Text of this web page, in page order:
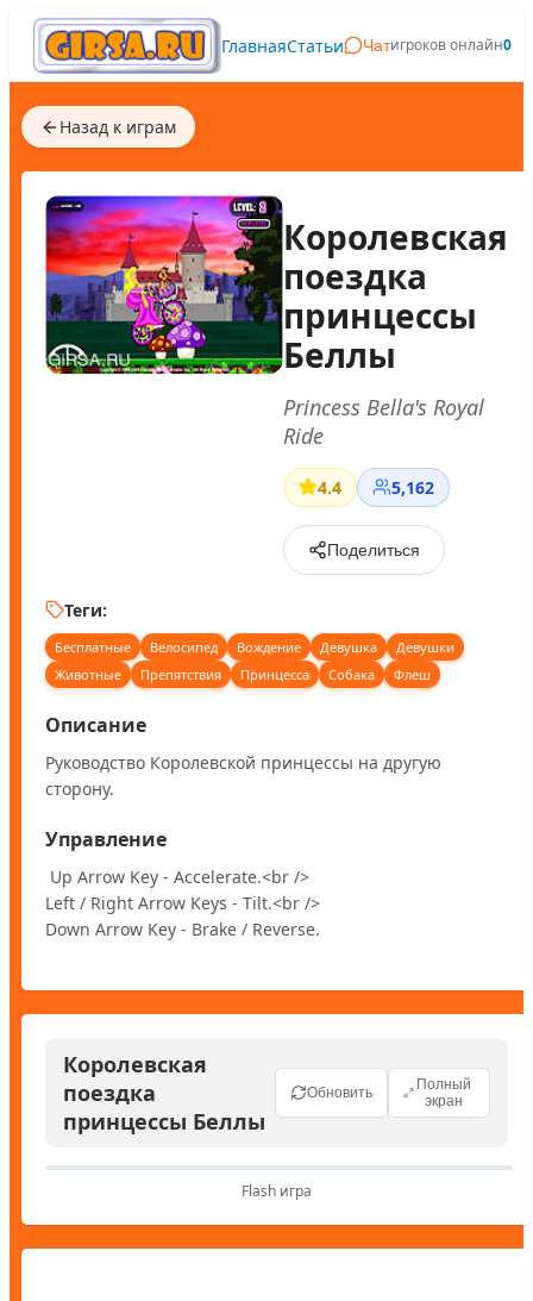
ГлавнаяСтатьи Чатигроков онлайн0
Назад к играм
Королевская
поездка
принцессы
Беллы
Princess Bella's Royal
Ride
4.4 5,162
Поделиться
Теги:
Бесплатные Велосипед Вождение Девушка
Девушки
Животные
Препятствия Принцесса Собака Флеш
Описание
Руководство Королевской принцессы на другую
сторону.
Управление
Left / Right Arrow Keys - Tilt.<br />
Down Arrow Key - Brake / Reverse.
Королевская
поездка
принцессы Беллы
Обновить
Полный
экран
Flash игра